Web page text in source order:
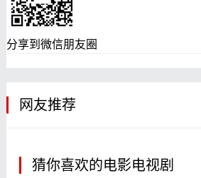
分享到微信朋友圈
网友推荐
猜你喜欢的电影电视剧